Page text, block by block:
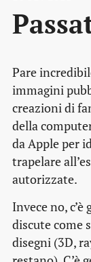
Pare
immagini
creazioni di
della
da Apple per
trapelare
autorizzate.
Invece no,
discute come
disegni (3D,